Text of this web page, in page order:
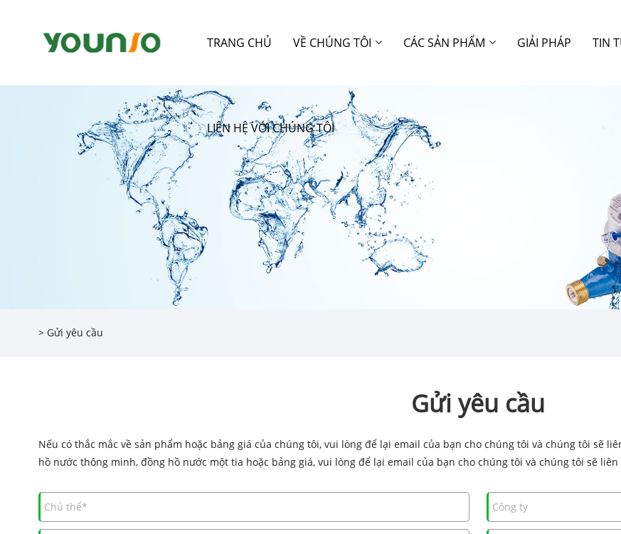
TRANG CHỦ VỀ CHÚNG TÔI CÁC SẢN PHẨM GIẢI PHÁP TIN
LIÊN HỆ VỚI CHÚNG TÔI
> Gửi yêu cầu
Gửi yêu cầu
Nếu có thắc mắc về sản phẩm hoặc bảng giá của chúng tôi, vui lòng để lại email của bạn cho chúng tôi và chúng tôi sẽ
hồ nước thông minh, đồng hồ nước một tia hoặc bảng giá, vui lòng để lại email của bạn cho chúng tôi và chúng tôi sẽ